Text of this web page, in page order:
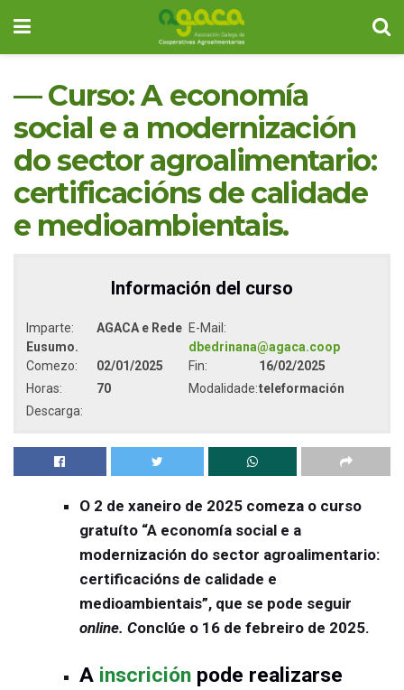
— Curso: A economía
social e a modernización
do sector agroalimentario:
certificacións de calidade
e medioambientais.
Información del curso
Imparte:
AGACA e Rede
Eusumo.
E-Mail:
dbedrinana@agaca.coop
Comezo:
02/01/2025 Fin:
16/02/2025
Horas:
70 Modalidade:teleformación
Descarga:
O 2 de xaneiro de 2025 comeza o curso
gratuíto “A economía social e a
modernización do sector agroalimentario:
certificacións de calidade e
medioambientais”, que se pode seguir
online. Conclúe o 16 de febreiro de 2025.
A inscriciónpode realizarse